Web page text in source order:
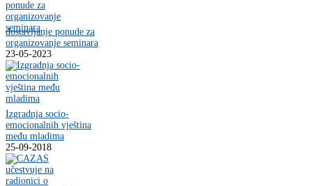
dostavljanje ponude za
organizovanje seminara
23-05-2023
Izgradnja socio-
emocionalnih vještina
među mladima
25-09-2018